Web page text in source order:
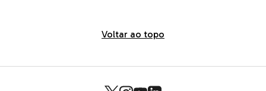
habitacionais, equipamentos
Voltar ao topo